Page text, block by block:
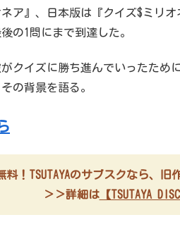
ア』、日本版は『クイズ$ミリ
の1問にまで到達した。
クイズに勝ち進んでいったため
の背景を語る。
料！TSUTAYAのサブスクなら、旧
＞＞詳細は【TSUTAYA